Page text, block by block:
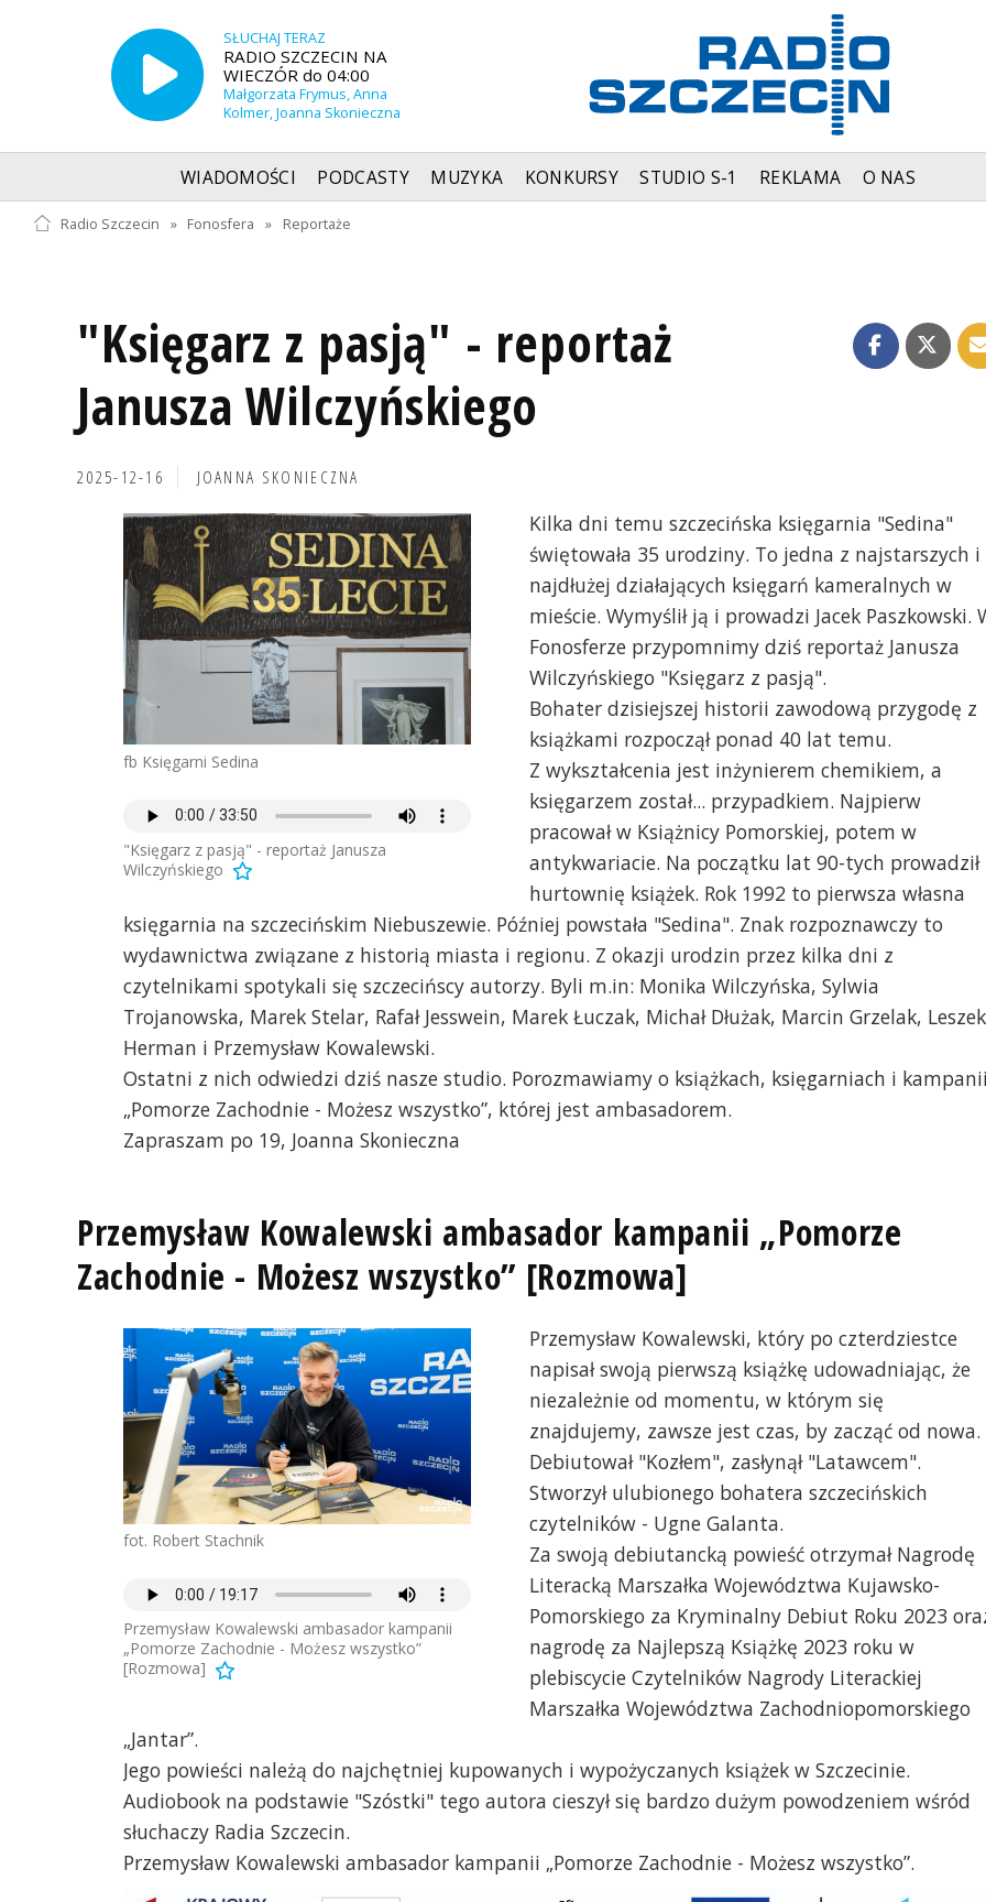
SŁUCHAJ TERAZ
RADIO SZCZECIN NA
WIECZÓR do 04:00
Małgorzata Frymus, Anna
Kolmer, Joanna Skonieczna
WIADOMOŚCI PODCASTY MUZYKA KONKURSY STUDIO S-1 REKLAMA O NAS
Radio Szczecin » Fonosfera » Reportaże
"Księgarz z pasją" - reportaż
Janusza Wilczyńskiego
2025-12-16 JOANNA SKONIECZNA
fb Księgarni Sedina
"Księgarz z pasją" - reportaż Janusza
Wilczyńskiego
Kilka dni temu szczecińska księgarnia "Sedina"
świętowała 35 urodziny. To jedna z najstarszych i
najdłużej działających księgarń kameralnych w
mieście. Wymyślił ją i prowadzi Jacek Paszkowski.
Fonosferze przypomnimy dziś reportaż Janusza
Wilczyńskiego "Księgarz z pasją".
Bohater dzisiejszej historii zawodową przygodę z
książkami rozpoczął ponad 40 lat temu.
Z wykształcenia jest inżynierem chemikiem, a
księgarzem został... przypadkiem. Najpierw
pracował w Książnicy Pomorskiej, potem w
antykwariacie. Na początku lat 90-tych prowadził
hurtownię książek. Rok 1992 to pierwsza własna
księgarnia na szczecińskim Niebuszewie. Później powstała "Sedina". Znak rozpoznawczy to
wydawnictwa związane z historią miasta i regionu. Z okazji urodzin przez kilka dni z
czytelnikami spotykali się szczecińscy autorzy. Byli m.in: Monika Wilczyńska, Sylwia
Trojanowska, Marek Stelar, Rafał Jesswein, Marek Łuczak, Michał Dłużak, Marcin Grzelak, Leszek
Herman i Przemysław Kowalewski.
Ostatni z nich odwiedzi dziś nasze studio. Porozmawiamy o książkach, księgarniach i
„Pomorze Zachodnie - Możesz wszystko”, której jest ambasadorem.
Zapraszam po 19, Joanna Skonieczna
Przemysław Kowalewski ambasador kampanii „Pomorze
Zachodnie - Możesz wszystko” [Rozmowa]
fot. Robert Stachnik
Przemysław Kowalewski ambasador kampanii
„Pomorze Zachodnie - Możesz wszystko”
[Rozmowa]
Przemysław Kowalewski, który po czterdziestce
napisał swoją pierwszą książkę udowadniając, że
niezależnie od momentu, w którym się
znajdujemy, zawsze jest czas, by zacząć od nowa.
Debiutował "Kozłem", zasłynął "Latawcem".
Stworzył ulubionego bohatera szczecińskich
czytelników - Ugne Galanta.
Za swoją debiutancką powieść otrzymał Nagrodę
Literacką Marszałka Województwa Kujawsko-
Pomorskiego za Kryminalny Debiut Roku 2023
nagrodę za Najlepszą Książkę 2023 roku w
plebiscycie Czytelników Nagrody Literackiej
Marszałka Województwa Zachodniopomorskiego
„Jantar”.
Jego powieści należą do najchętniej kupowanych i wypożyczanych książek w Szczecinie.
Audiobook na podstawie "Szóstki" tego autora cieszył się bardzo dużym powodzeniem wśród
słuchaczy Radia Szczecin.
Przemysław Kowalewski ambasador kampanii „Pomorze Zachodnie - Możesz wszystko”.